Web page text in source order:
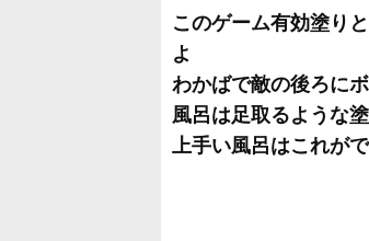
このゲーム有効塗り
よ
わかばで敵の後ろに
風呂は足取るような
上手い風呂はこれが